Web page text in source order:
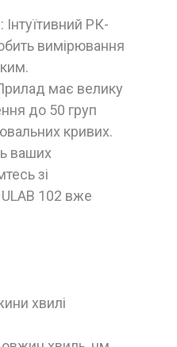
РК-
вимірювання
має велику
до 50 груп
кривих.
ваших
зі
102 вже
хвилі